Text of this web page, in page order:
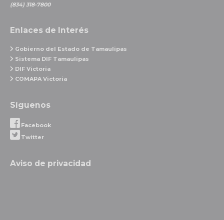
(834) 318-7800
Enlaces de Interés
Gobierno del Estado de Tamaulipas
Sistema DIF Tamaulipas
DIF Victoria
COMAPA Victoria
Síguenos
Facebook
Twitter
Aviso de privacidad